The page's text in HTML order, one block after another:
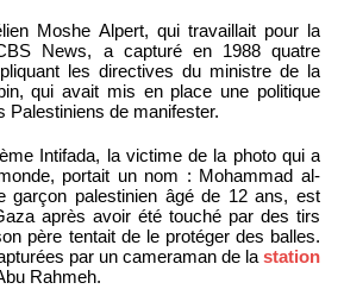
Moshe Alpert, qui travaillait pour la
News, a capturé en 1988 quatre
les directives du ministre de la
qui avait mis en place une politique
Palestiniens de manifester.
Intifada, la victime de la photo qui a
portait un nom : Mohammad al-
garçon palestinien âgé de 12 ans, est
après avoir été touché par des tirs
père tentait de le protéger des balles.
par un cameraman de la station
Rahmeh.